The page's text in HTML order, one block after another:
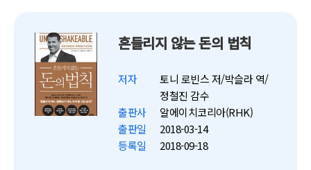
흔들리지 않는 돈의 법칙
저자
토니 로빈스 저/박슬라 역/
정철진 감수
출판사
알에이치코리아(RHK)
출판일
2018-03-14
등록일
2018-09-18